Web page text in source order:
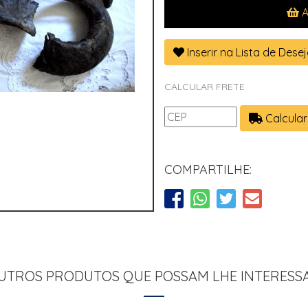
Inserir na Lista de
CALCULAR FRETE
COMPARTILHE:
PRODUTOS QUE POSSAM LHE